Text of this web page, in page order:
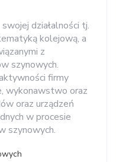
działalności tj.
kolejową, a
z
szynowych.
firmy
wykonawstwo oraz
oraz urządzeń
w procesie
szynowych.